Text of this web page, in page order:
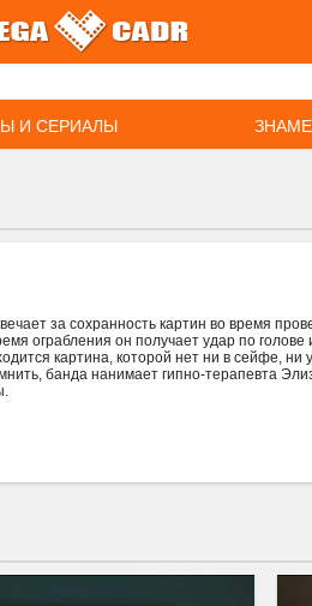
И СЕРИАЛЫ
за сохранность картин во время
ограбления он получает удар по
картина, которой нет ни в сейфе,
банда нанимает гипно-терапевта